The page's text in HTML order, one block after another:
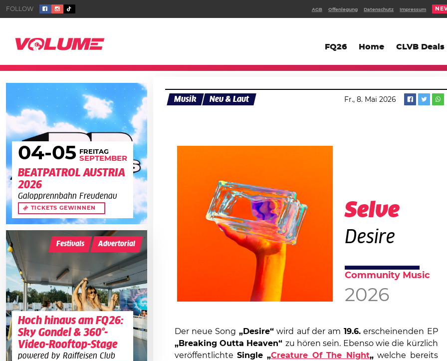
FQ26 Home CLVB Deals
AGB Offenlegung Datenschutz Impressum
Musik Neu & Laut Fr., 8. Mai 2026
Selve
Desire
Community Music
2026
Der neue Song „Desire“wird auf der am 19.6.erscheinenden EP
„Breaking Outta Heaven“ zu hören sein. Ebenso wie die kürzlich
veröffentlichte Single „Creature Of The Night„welche bereits
04-05 FREITAG
SEPTEMBER
BEATPATROL AUSTRIA
2026
Galopprennbahn Freudenau
TICKETS GEWINNEN
Hoch hinaus am FQ26:
Sky Gondel & 360°-
Video-Rooftop-Stage
powered by Raiffeisen Club
Festivals Advertorial